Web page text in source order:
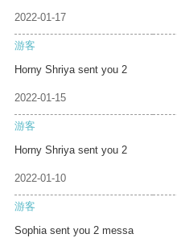
2022-01-17
游客
Horny Shriya sent you 2
2022-01-15
游客
Horny Shriya sent you 2
2022-01-10
游客
Sophia sent you 2 messa